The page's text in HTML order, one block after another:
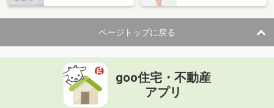
住 所
岩手県奥州市胆沢小山字北笹森
専有面積 50m²
間取り
2LDK
岩手県盛岡市本宮３
価 格
住 所
岩手県盛岡市本宮３
ページトップに戻る
goo住宅・不動産
アプリ